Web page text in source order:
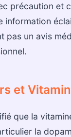
précaution et
information
pas un avis
et
que la
la